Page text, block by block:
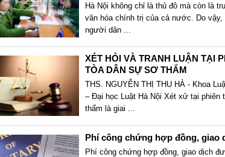
Hà Nội không chỉ là thủ đô mà còn là
văn hóa chính trị của cả nước. Do vậy,
người dân
XÉT HỎI VÀ TRANH LUẬN TẠI
TÒA DÂN SỰ SƠ THẨM
THS. NGUYỄN THỊ THU HÀ - Khoa
– Đại học Luật Hà Nội Xét xử tại phiên
thẩm là giai ...
Phí công chứng hợp đồng, giao
Phí công chứng hợp đồng, giao dịch